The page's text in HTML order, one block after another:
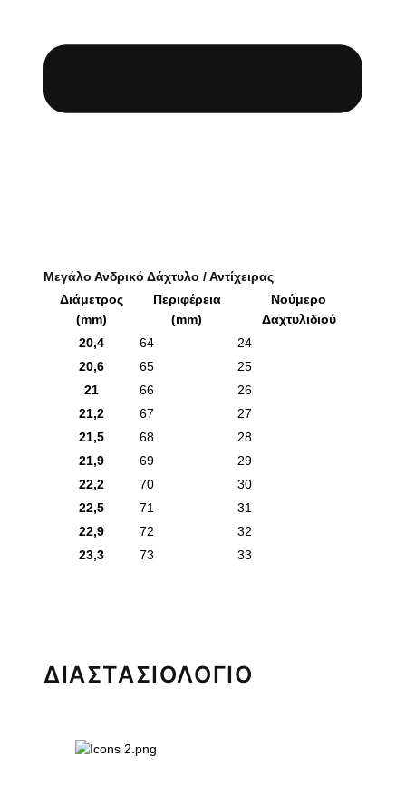
Μεγάλο Ανδρικό Δάχτυλο / Αντίχειρας
Διάμετρος
(mm)
Περιφέρεια
(mm)
Νούμερο
Δαχτυλιδιού
20,4
64
24
20,6
65
25
21
66
26
21,2
67
27
21,5
68
28
21,9
69
29
22,2
70
30
22,5
71
31
22,9
72
32
23,3
73 33
ΔΙΑΣΤΑΣΙΟΛΟΓΙΟ